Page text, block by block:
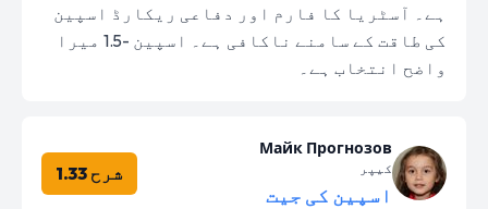
ہے۔ آسٹریا کا فارم اور دفاعی ریکارڈ اسپین
کی طاقت کے سامنے ناکافی ہے۔ اسپین -1.5 میرا
واضح انتخاب ہے۔
Майк Прогнозов
کیپر
اسپین کی جیت
شرح 1.33